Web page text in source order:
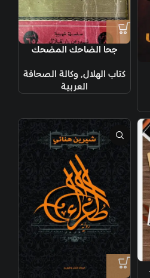
جحا الضاحك المضحك
كتاب الهلال, وكالة الصحافة
العربية